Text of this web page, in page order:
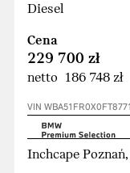
Diesel
Cena
229 700 zł
netto 186 748 zł
VIN
Inchcape